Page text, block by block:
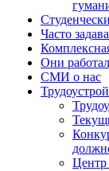
Часто
Они
СМИ о нас
Центр